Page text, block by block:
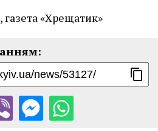
, газета «Хрещатик»